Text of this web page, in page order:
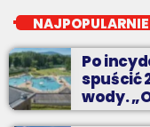
Niedziele od 14 do
Zadzwoń do nas,
propozycji i pozdrów
Po
spuścić
wody.
praca”